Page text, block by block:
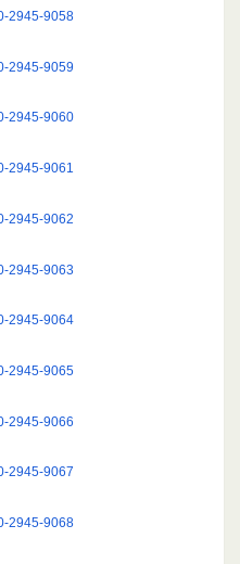
2945-9058
2945-9059
2945-9060
2945-9061
2945-9062
2945-9063
2945-9064
2945-9065
2945-9066
2945-9067
2945-9068